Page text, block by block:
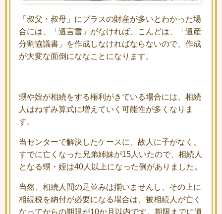
「叔父・叔母」にプラスの財産が多いとわかった場
合には、「遺言書」がなければ、こんどは、「遺産
分割協議書」を作成しなければならないので、作成
が大変な面倒にななことになります。
甥や姪が相続をする権利がきている場合には、相続
人はねずみ算式に増えていく可能性が多くなりま
す。
当センターで解決したケースに、故人に子がなく、
すでに亡くなった兄弟姉妹が15人いたので、相続人
となる甥・姪は40人以上になった例がありました。
当然、相続人間の足並みは揃いませんし、その上に
相続税を納付が必要になる場合は、被相続人が亡く
なってからの期限が10か月以内です。期限までに遺